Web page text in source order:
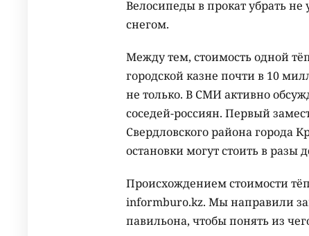
Велосипеды в прокат убрать
снегом.
Между тем, стоимость одной
городской казне почти в 10
не только. В СМИ активно
соседей-россиян. Первый
Свердловского района города
остановки могут стоить в
Происхождением стоимости
informburo.kz. Мы направили
павильона, чтобы понять из